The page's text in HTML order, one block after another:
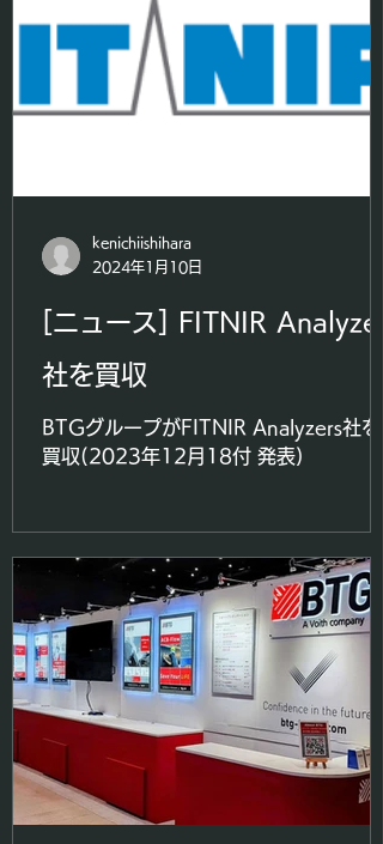
[ニュース] FITNIR
社を買収
BTGグループがFITNIR Analyzers社を
買収(2023年12月18付 発表)
kenichiishihara
2024年1月10日